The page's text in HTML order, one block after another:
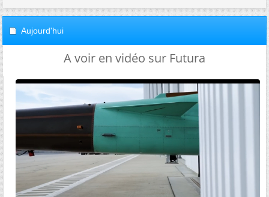
Aujourd'hui
A voir en vidéo sur Futura